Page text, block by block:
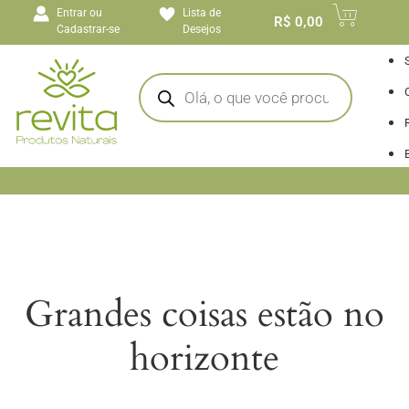
conteúdoEntrar ou
Cadastrar-se
Lista de
Desejos
R$ 0,00
Grandes coisas estão no
horizonte